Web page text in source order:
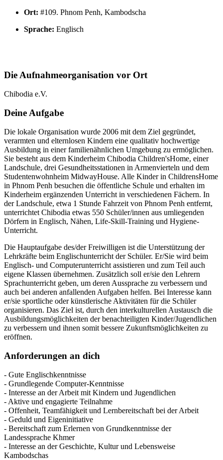
Ort: #109. Phnom Penh, Kambodscha
Sprache: Englisch
Die Aufnahmeorganisation vor Ort
Chibodia e.V.
Deine Aufgabe
Die lokale Organisation wurde 2006 mit dem Ziel gegründet,
verarmten und elternlosen Kindern eine qualitativ hochwertige
Ausbildung in einer familienähnlichen Umgebung zu ermöglichen.
Sie besteht aus dem Kinderheim Chibodia Children'sHome, einer
Landschule, drei Gesundheitsstationen in Armenvierteln und dem
Studentenwohnheim MidwayHouse. Alle Kinder in ChildrensHome
in Phnom Penh besuchen die öffentliche Schule und erhalten im
Kinderheim ergänzenden Unterricht in verschiedenen Fächern. In
der Landschule, etwa 1 Stunde Fahrzeit von Phnom Penh entfernt,
unterrichtet Chibodia etwas 550 Schüler/innen aus umliegenden
Dörfern in Englisch, Nähen, Life-Skill-Training und Hygiene-
Unterricht.
Die Hauptaufgabe des/der Freiwilligen ist die Unterstützung der
Lehrkräfte beim Englischunterricht der Schüler. Er/Sie wird beim
Englisch- und Computerunterricht assistieren und zum Teil auch
eigene Klassen übernehmen. Zusätzlich soll er/sie den Lehrern
Sprachunterricht geben, um deren Aussprache zu verbessern und
auch bei anderen anfallenden Aufgaben helfen. Bei Interesse kann
er/sie sportliche oder künstlerische Aktivitäten für die Schüler
organisieren. Das Ziel ist, durch den interkulturellen Austausch die
Ausbildungsmöglichkeiten der benachteiligten Kinder/Jugendlichen
zu verbessern und ihnen somit bessere Zukunftsmöglichkeiten zu
eröffnen.
Anforderungen an dich
- Gute Englischkenntnisse
- Grundlegende Computer-Kenntnisse
- Interesse an der Arbeit mit Kindern und Jugendlichen
- Aktive und engagierte Teilnahme
- Offenheit, Teamfähigkeit und Lernbereitschaft bei der Arbeit
- Geduld und Eigeninitiative
- Bereitschaft zum Erlernen von Grundkenntnisse der
Landessprache Khmer
- Interesse an der Geschichte, Kultur und Lebensweise
Kambodschas